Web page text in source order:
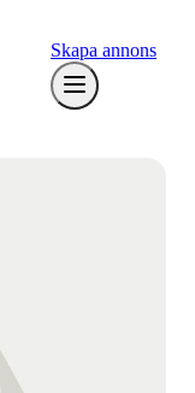
Skapa annons